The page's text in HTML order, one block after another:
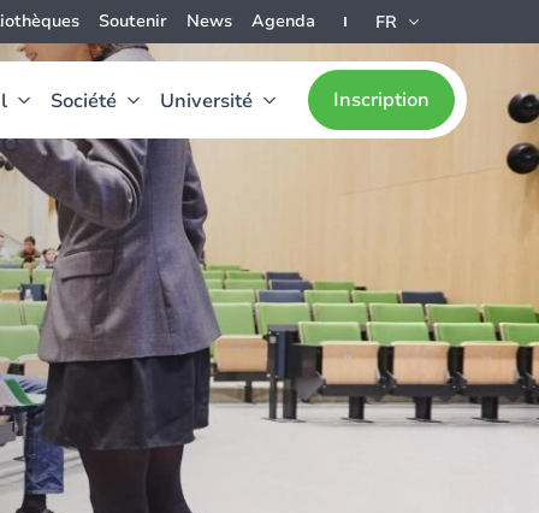
Soutenir News Agenda FR
Société Université Inscription